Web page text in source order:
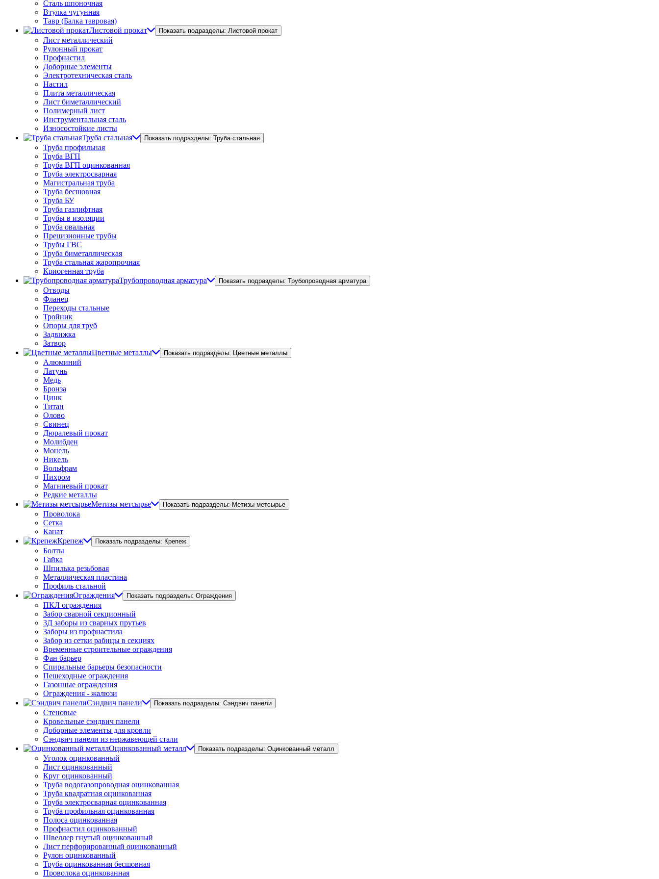
Сталь шпоночная
Втулка чугунная
Тавр (Балка тавровая)
Листовой прокат
Показать подразделы: Листовой прокат
Лист металлический
Рулонный прокат
Профнастил
Доборные элементы
Электротехническая сталь
Настил
Плита металлическая
Лист биметаллический
Полимерный лист
Инструментальная сталь
Износостойкие листы
Труба стальная
Показать подразделы: Труба стальная
Труба профильная
Труба ВГП
Труба ВГП оцинкованная
Труба электросварная
Магистральная труба
Труба бесшовная
Труба БУ
Труба газлифтная
Трубы в изоляции
Труба овальная
Прецизионные трубы
Трубы ГВС
Труба биметаллическая
Труба стальная жаропрочная
Криогенная труба
Трубопроводная арматура
Показать подразделы: Трубопроводная арматура
Отводы
Фланец
Переходы стальные
Тройник
Опоры для труб
Задвижка
Затвор
Цветные металлы
Показать подразделы: Цветные металлы
Алюминий
Латунь
Медь
Бронза
Цинк
Титан
Олово
Свинец
Дюралевый прокат
Молибден
Монель
Никель
Вольфрам
Нихром
Магниевый прокат
Редкие металлы
Метизы метсырье
Показать подразделы: Метизы метсырье
Проволока
Сетка
Канат
Крепеж
Показать подразделы: Крепеж
Болты
Гайка
Шпилька резьбовая
Металлическая пластина
Профиль стальной
Ограждения
Показать подразделы: Ограждения
ПКЛ ограждения
Забор сварной секционный
3Д заборы из сварных прутьев
Заборы из профнастила
Забор из сетки рабицы в секциях
Временные строительные ограждения
Фан барьер
Спиральные барьеры безопасности
Пешеходные ограждения
Газонные ограждения
Ограждения - жалюзи
Сэндвич панели
Показать подразделы: Сэндвич панели
Стеновые
Кровельные сэндвич панели
Доборные элементы для кровли
Сэндвич панели из нержавеющей стали
Оцинкованный металл
Показать подразделы: Оцинкованный металл
Уголок оцинкованный
Лист оцинкованный
Круг оцинкованный
Труба водогазопроводная оцинкованная
Труба квадратная оцинкованная
Труба электросварная оцинкованная
Труба профильная оцинкованная
Полоса оцинкованная
Профнастил оцинкованный
Швеллер гнутый оцинкованный
Лист перфорированный оцинкованный
Рулон оцинкованный
Труба оцинкованная бесшовная
Проволока оцинкованная